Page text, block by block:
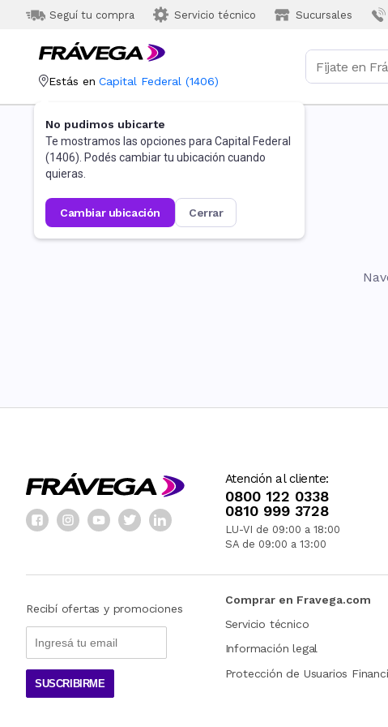
Seguí tu compra Servicio técnico Sucursales
Estás en Capital Federal (1406)
No pudimos ubicarte
Te mostramos las opciones para Capital Federal
(1406). Podés cambiar tu ubicación cuando
quieras.
cambiar ubicación cerrar
Atención al cliente:
0800 122 0338
0810 999 3728
LU-VI de 09:00 a 18:00
SA de 09:00 a 13:00
Recibí ofertas y promociones
SUSCRIBIRME
Comprar en Fravega.com
Servicio técnico
Información legal
Protección de Usuarios